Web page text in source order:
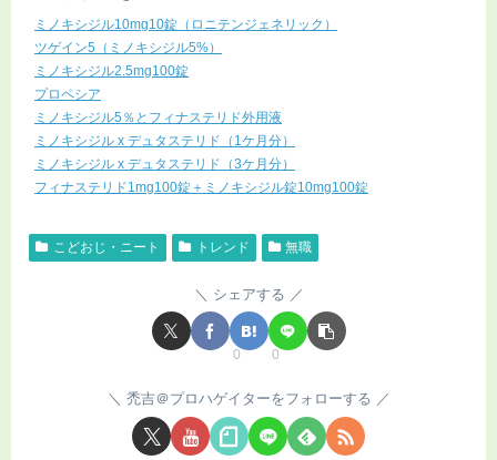
ミノキシジル10mg10錠（ロニテンジェネリック）
ツゲイン5（ミノキシジル5%）
ミノキシジル2.5mg100錠
プロペシア
ミノキシジル5％とフィナステリド外用液
ミノキシジル x デュタステリド（1ケ月分）
ミノキシジル x デュタステリド（3ケ月分）
フィナステリド1mg100錠＋ミノキシジル錠10mg100錠
こどおじ・ニート トレンド 無職
シェアする
0 0
禿吉＠プロハゲイターをフォローする